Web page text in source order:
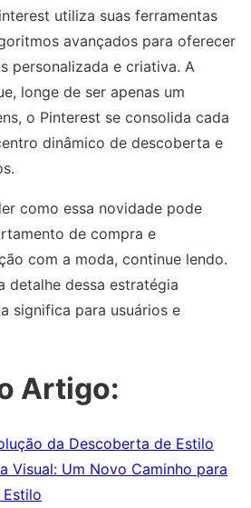
utiliza suas ferramentas
avançados para oferecer
personalizada e criativa. A
longe de ser apenas um
o Pinterest se consolida cada
dinâmico de descoberta e
como essa novidade pode
de compra e
com a moda, continue lendo.
detalhe dessa estratégia
significa para usuários e
Artigo:
da Descoberta de Estilo
Visual: Um Novo Caminho para